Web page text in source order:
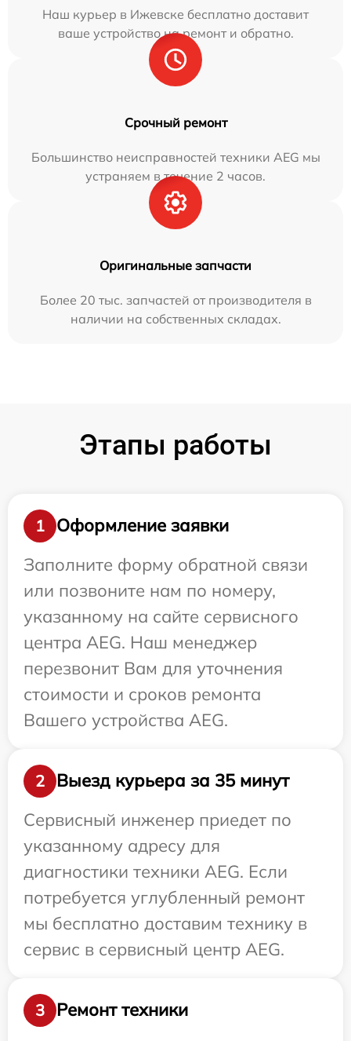
Наш курьер в Ижевске бесплатно доставит
ваше устройство на ремонт и обратно.
Срочный ремонт
Большинство неисправностей техники AEG мы
устраняем в течение 2 часов.
Оригинальные запчасти
Более 20 тыс. запчастей от производителя в
наличии на собственных складах.
Этапы работы
1
Оформление заявки
Заполните форму обратной связи
или позвоните нам по номеру,
указанному на сайте сервисного
центра AEG. Наш менеджер
перезвонит Вам для уточнения
стоимости и сроков ремонта
Вашего устройства AEG.
2
Выезд курьера за 35 минут
Сервисный инженер приедет по
указанному адресу для
диагностики техники AEG. Если
потребуется углубленный ремонт
мы бесплатно доставим технику в
сервис в сервисный центр AEG.
3
Ремонт техники